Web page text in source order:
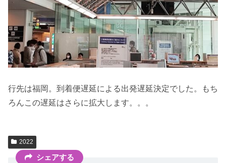
行先は福岡。到着便遅延による出発遅延決定でした。もち
ろんこの遅延はさらに拡大します。。。
2022
シェアする